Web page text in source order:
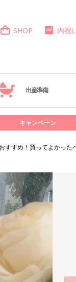
SHOP 内祝
出産準備
キャンペーン
すすめ！買ってよかった